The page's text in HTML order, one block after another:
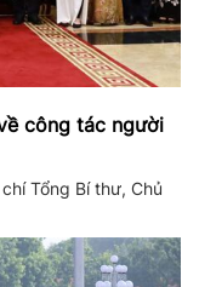
công tác người
Tổng Bí thư, Chủ